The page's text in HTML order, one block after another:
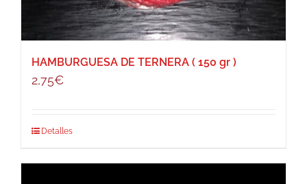
HAMBURGUESA DE TERNERA ( 150 gr )
2,75€
Detalles